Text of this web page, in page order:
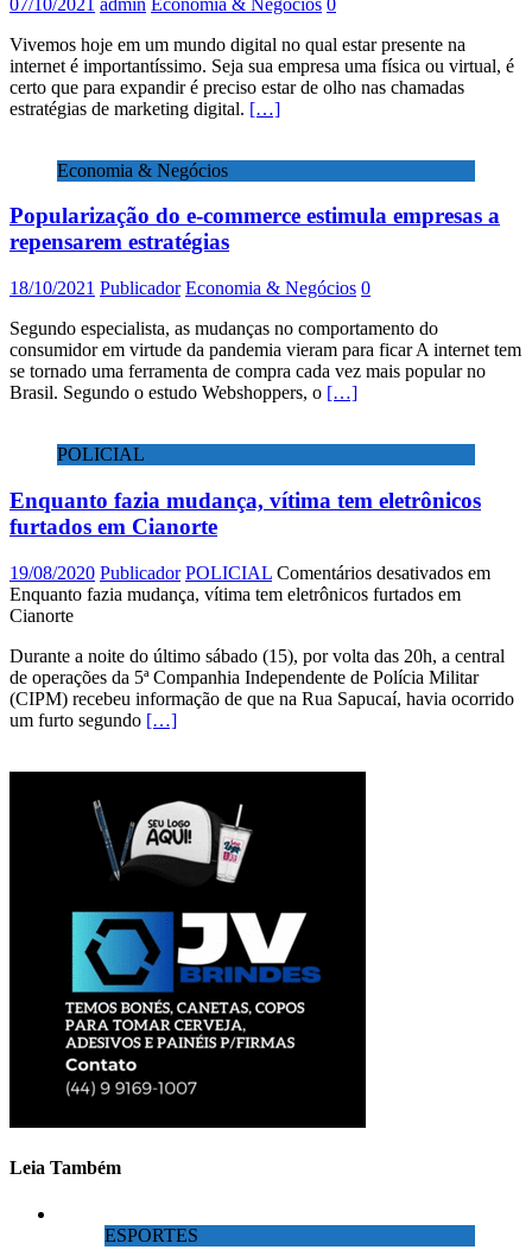
Vivemos hoje em um mundo digital no qual estar presente na
internet é importantíssimo. Seja sua empresa uma física ou virtual, é
certo que para expandir é preciso estar de olho nas chamadas
estratégias de marketing digital. […]
Economia & Negócios
Popularização do e-commerce estimula empresas a
repensarem estratégias
18/10/2021 Publicador Economia & Negócios 0
Segundo especialista, as mudanças no comportamento do
consumidor em virtude da pandemia vieram para ficar A internet tem
se tornado uma ferramenta de compra cada vez mais popular no
Brasil. Segundo o estudo Webshoppers, o […]
POLICIAL
Enquanto fazia mudança, vítima tem eletrônicos
furtados em Cianorte
19/08/2020 Publicador POLICIAL Comentários desativados em
Enquanto fazia mudança, vítima tem eletrônicos furtados em
Cianorte
Durante a noite do último sábado (15), por volta das 20h, a central
de operações da 5ª Companhia Independente de Polícia Militar
(CIPM) recebeu informação de que na Rua Sapucaí, havia ocorrido
um furto segundo […]
Leia Também
ESPORTES